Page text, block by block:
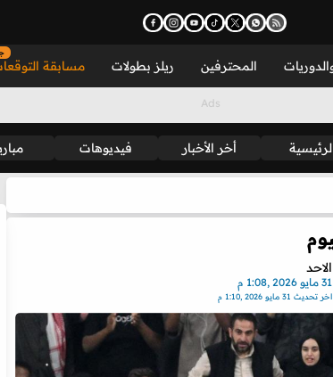
المحترفين ريلز بطولات مسابقة
أخر الأخبار فيديوهات
الاحد
31 مايو 2026 ,1:08 م
اخر تحديث 31 مايو 2026 ,1:10 م